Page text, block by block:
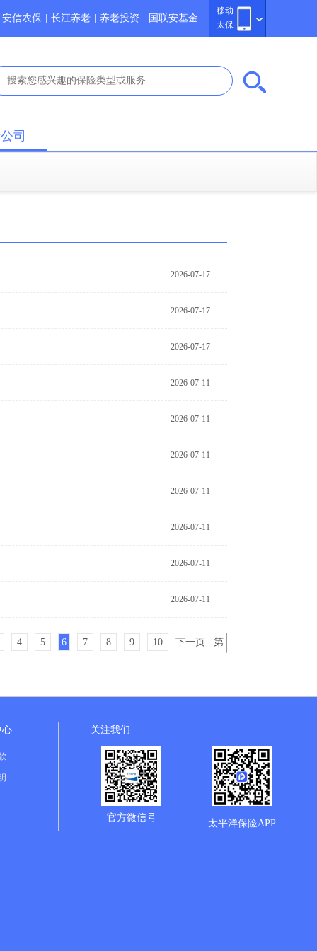
移动
太保
安信农保 长江养老 养老投资 国联安基金
司
2026-07-17
2026-07-17
2026-07-17
2026-07-11
2026-07-11
2026-07-11
2026-07-11
2026-07-11
2026-07-11
2026-07-11
4 5 6 7 8 9 10 下一页 第
心 关注我们
官方微信号
太平洋保险APP